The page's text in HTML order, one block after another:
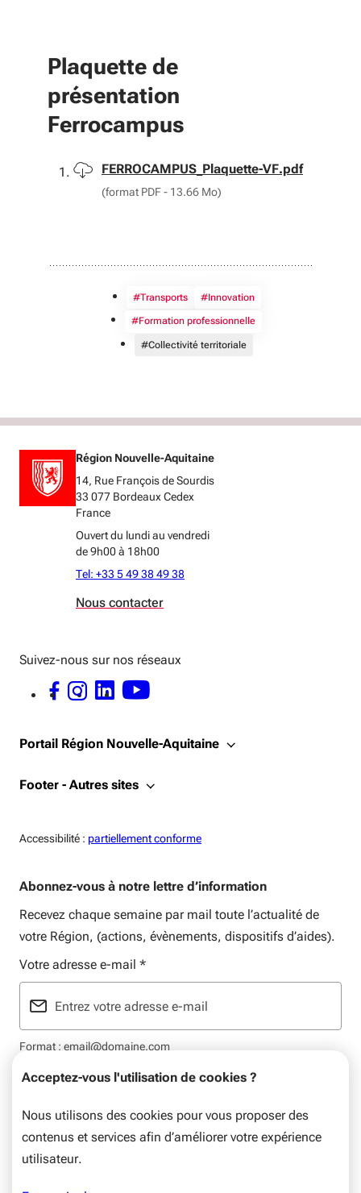
Acceptez-vous l'utilisation de cookies ?
Nous utilisons des cookies pour vous proposer des
contenus et services afin d’améliorer votre expérience
utilisateur.
Plaquette de
présentation
Ferrocampus
Télécharger
FERROCAMPUS_Plaquette-VF.pdf
(format PDF - 13.66 Mo)
#Transports #Innovation
#Formation professionnelle
#Collectivité territoriale
Région Nouvelle-Aquitaine
14, Rue François de Sourdis
33 077 Bordeaux Cedex
France
Ouvert du lundi au vendredi
de 9h00 à 18h00
Tel: +33 5 49 38 49 38
Nous contacter
Suivez-nous sur nos réseaux
FACEBOOK - OUVERTURE DANS UNE NOUVELLE FENÊTRE
INSTAGRAM - OUVERTURE DANS UNE NOUVELLE FENÊTRE
LINKEDIN - OUVERTURE DANS UNE NOUVELLE FENÊTRE
YOUTUBE - OUVERTURE DANS UNE NOUVELLE FENÊTRE
Portail Région Nouvelle-Aquitaine
Footer - Autres sites
Accessibilité : Accessiblité:
partiellement conforme
Abonnez-vous à notre lettre d’information
Recevez chaque semaine par mail toute l’actualité de
votre Région, (actions, évènements, dispositifs d’aides).
Votre adresse e-mail *
Format : email@domaine.com
Mentions légales